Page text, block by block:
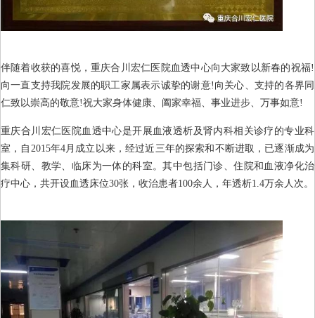
伴随着收获的喜悦，重庆合川宏仁医院血透中心向大家致以新春的祝福!
向一直支持我院发展的职工家属表示诚挚的谢意!向关心、支持的各界同
仁致以崇高的敬意!祝大家身体健康、阖家幸福、事业进步、万事如意!
重庆合川宏仁医院血透中心是开展血液透析及肾内科相关诊疗的专业科
室，自2015年4月成立以来，经过近三年的探索和不断进取，已逐渐成为
集科研、教学、临床为一体的科室。其中包括门诊、住院和血液净化治
疗中心，共开设血透床位30张，收治患者100余人，年透析1.4万余人次。